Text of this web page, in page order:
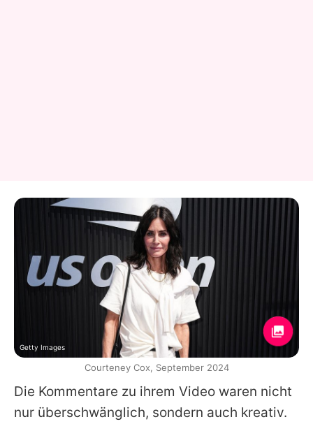
Die Kommentare zu ihrem Video waren nicht
nur überschwänglich, sondern auch kreativ.
Getty Images
Courteney Cox, September 2024